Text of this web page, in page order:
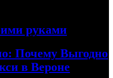
руками
Почему Выгодно
в Вероне